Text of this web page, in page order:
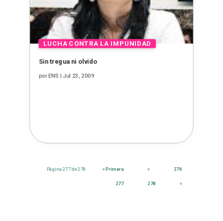
Sin tregua ni olvido
porENS | Jul 23, 2009
Página 277 de 278 « Primera « 276
277 278 »